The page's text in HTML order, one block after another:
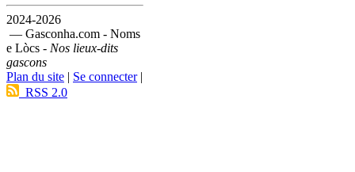
2024-2026
— Gasconha.com - Noms
e Lòcs - Nos lieux-dits
gascons
Plan du site | Se connecter|
RSS 2.0